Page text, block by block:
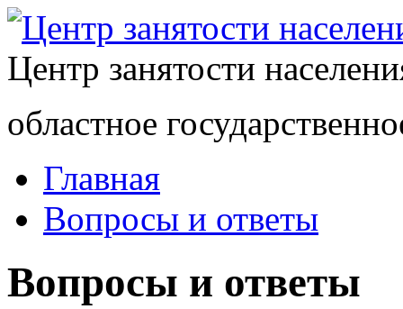
Центр занятости
областное
Главная
Вопросы и ответы
Вопросы и ответы